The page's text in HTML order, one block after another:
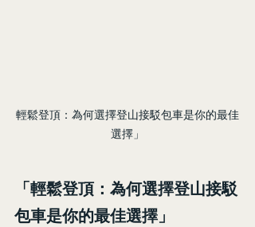
輕鬆登頂：為何選擇登山接駁包車是你的最佳
選擇」
「輕鬆登頂：為何選擇登山接駁
包車是你的最佳選擇」